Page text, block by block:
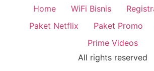
Home
WiFi Bisnis
Paket Netflix
Paket Promo
Prime Videos
All rights reserved